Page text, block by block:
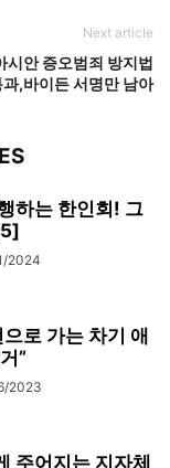
Next article
시안 증오범죄 방지법
과,바이든 서명만 남아
하는 한인회! 그
2024
로 가는 차기 애
”
2023
주어지는 지자체